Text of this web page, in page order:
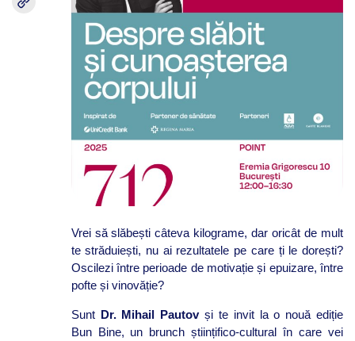
Vrei să slăbești câteva kilograme, dar oricât de mult
te străduiești, nu ai rezultatele pe care ți le dorești?
Oscilezi între perioade de motivație și epuizare, între
pofte și vinovăție?
Sunt Dr. Mihail Pautovși te invit la o nouă ediție
Bun Bine, un brunch științifico-cultural în care vei